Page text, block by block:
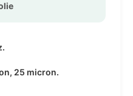
25 micron.